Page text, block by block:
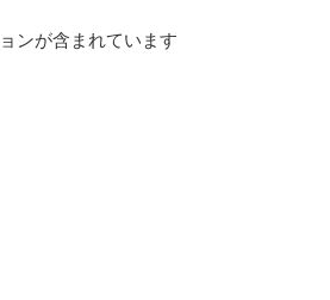
ンが含まれています